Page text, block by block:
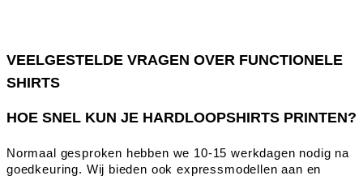
VEELGESTELDE VRAGEN OVER FUNCTIONELE
SHIRTS
HOE SNEL KUN JE HARDLOOPSHIRTS PRINTEN?
Normaal gesproken hebben we 10-15 werkdagen nodig na
goedkeuring. Wij bieden ook expressmodellen aan en